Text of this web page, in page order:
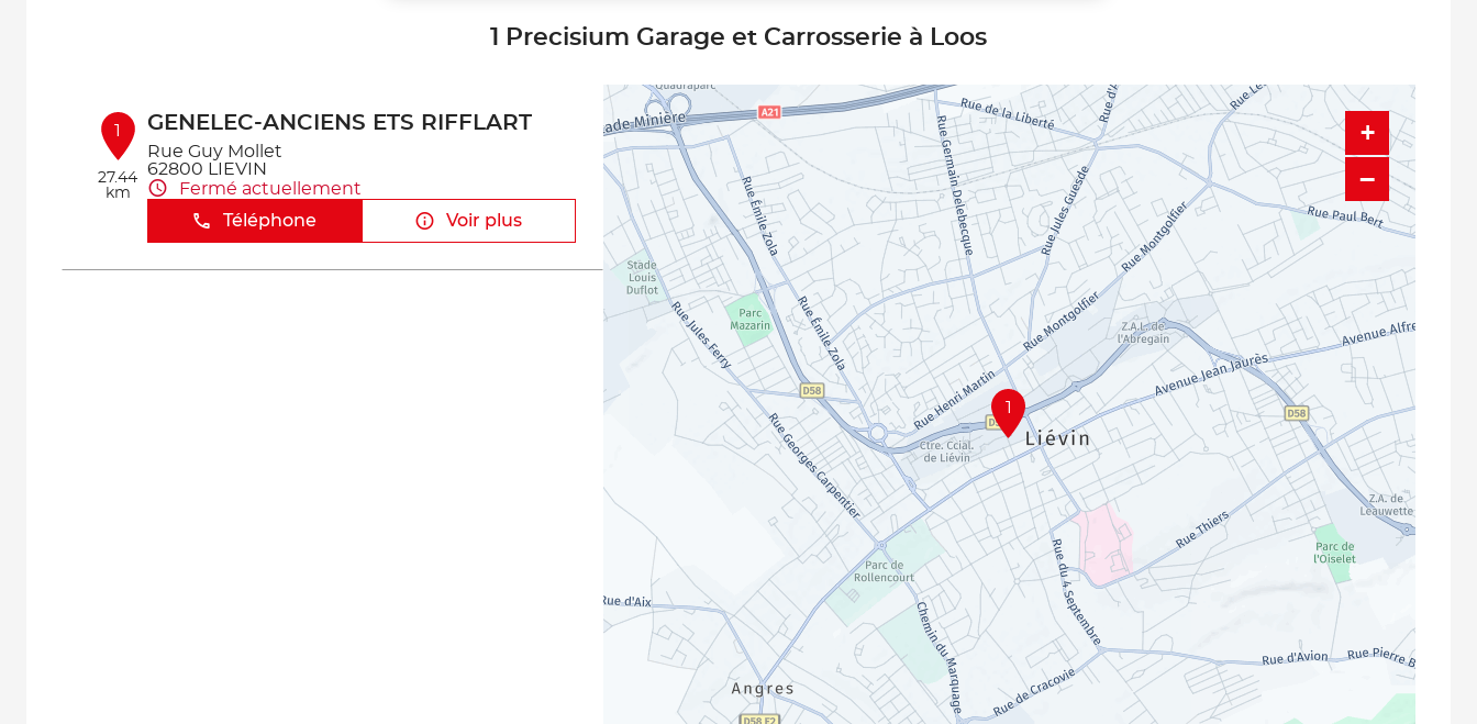
1 Precisium Garage et Carrosserie à Loos
1
27.44
km
GENELEC-ANCIENS ETS RIFFLART
Rue Guy Mollet
62800 LIEVIN
Fermé actuellement
Téléphone
Voir plus
1
+
−